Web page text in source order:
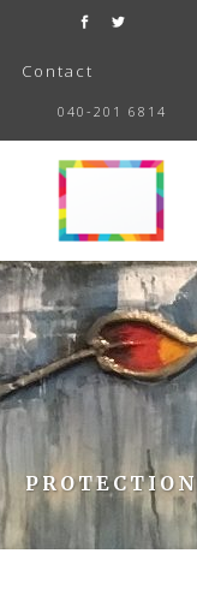
Contact
040-201 6814
PROTECTION